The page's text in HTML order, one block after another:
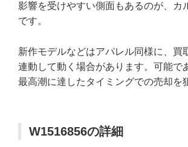
影響を受けやすい側面もあるのが、カ
です。
新作モデルなどはアパレル同様に、買
連動して動く場合があります。可能で
最高潮に達したタイミングでの売却を
W1516856の詳細